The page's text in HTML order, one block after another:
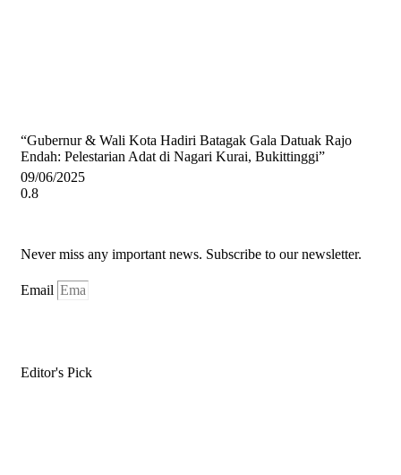
“Gubernur & Wali Kota Hadiri Batagak Gala Datuak Rajo
Endah: Pelestarian Adat di Nagari Kurai, Bukittinggi”
09/06/2025
Never miss any important news. Subscribe to our newsletter.
Email
Editor's Pick